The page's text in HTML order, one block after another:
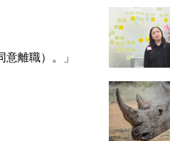
離職）。」